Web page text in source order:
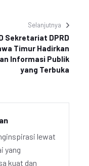
Selanjutnya
Sekretariat DPRD
Timur Hadirkan
Informasi Publik
yang Terbuka
lewat
yang
kuat dan